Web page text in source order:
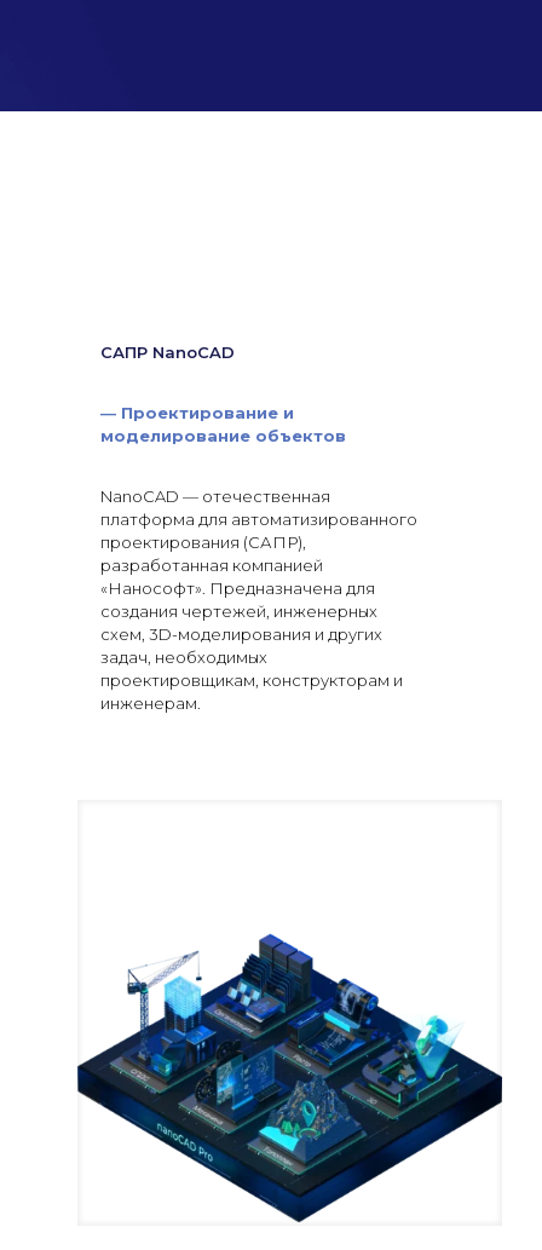
САПР NanoCAD
— Проектирование и
моделирование объектов
NanoCAD — отечественная
платформа для автоматизированного
проектирования (САПР),
разработанная компанией
«Нанософт». Предназначена для
создания чертежей, инженерных
схем, 3D-моделирования и других
задач, необходимых
проектировщикам, конструкторам и
инженерам.